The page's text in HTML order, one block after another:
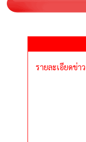
รายละเอียดข่าว